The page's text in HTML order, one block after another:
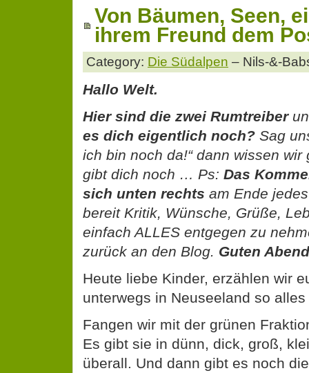
Von Bäumen, Seen,
ihrem Freund dem
Category: Die Südalpen – Nils-&-
Hallo Welt.
Hier sind die zwei Rumtreiber
es dich eigentlich noch? Sag
ich bin noch da!“ dann wissen
gibt dich noch … Ps: Das
sich unten rechts am Ende
bereit Kritik, Wünsche, Grüße,
einfach ALLES entgegen zu
zurück an den Blog. Guten
Heute liebe Kinder, erzählen wir
unterwegs in Neuseeland so
Fangen wir mit der grünen
Es gibt sie in dünn, dick, groß,
überall. Und dann gibt es noch